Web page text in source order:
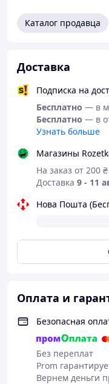
Каталог продавца
Доставка
Подписка на
Бесплатно — в
Бесплатно — в
Узнать больше
Магазины
На заказ от 200
Доставка 9 - 11
Нова Пошта
Оплата и
Безопасная
Без переплат
Prom
Вернем деньги